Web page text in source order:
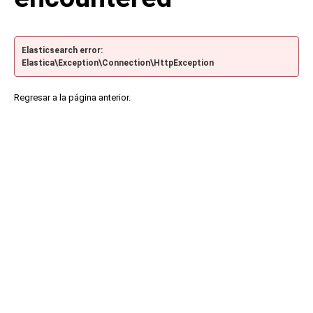
Elasticsearch error:
Elastica\Exception\Connection\HttpException
Regresar a la página anterior.